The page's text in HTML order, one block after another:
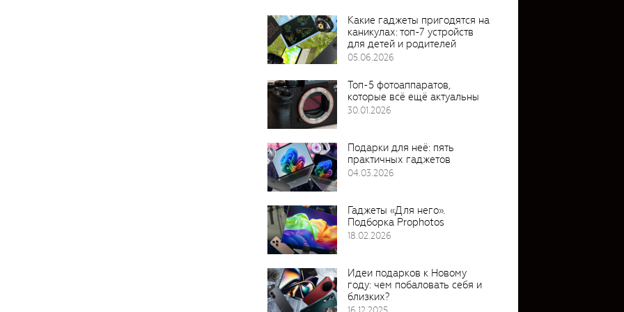
Какие гаджеты пригодятся на
каникулах: топ-7 устройств
для детей и родителей
05.06.2026
Топ-5 фотоаппаратов,
которые всё ещё актуальны
30.01.2026
Подарки для неё: пять
практичных гаджетов
04.03.2026
Гаджеты «Для него».
Подборка Prophotos
18.02.2026
Идеи подарков к Новому
году: чем побаловать себя и
близких?